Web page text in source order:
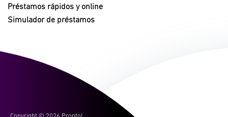
Préstamos rápidos y online
Simulador de préstamos